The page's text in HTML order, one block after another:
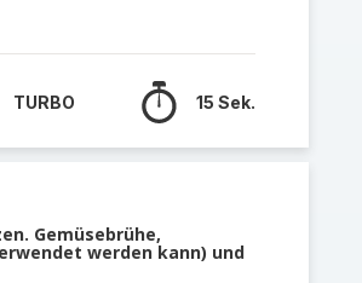
TURBO 15 Sek.
Gemüsebrühe,
werden kann) und